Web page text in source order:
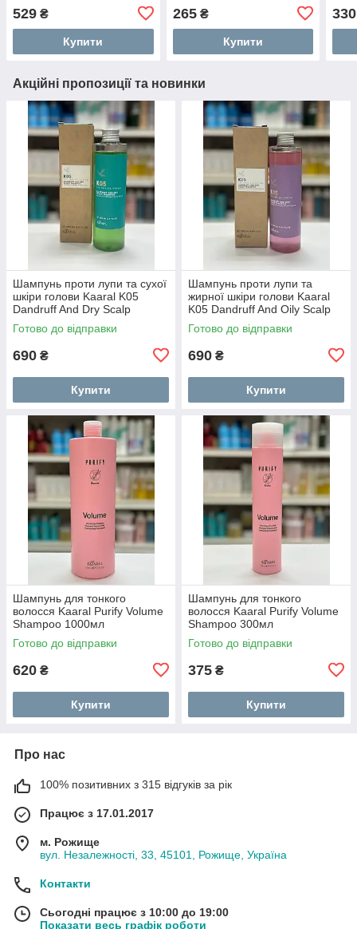
529 ₴
Купити
265₴
Купити
330
Акційні пропозиції та новинки
Шампунь проти лупи та сухої
шкіри голови Kaaral K05
Dandruff And Dry Scalp
Shampoo 250 мл
Готово до відправки
690 ₴
Купити
Шампунь проти лупи та
жирної шкіри голови Kaaral
K05 Dandruff And Oily Scalp
Shampoo 250 мл
Готово до відправки
690 ₴
Купити
Шампунь для тонкого
волосся Kaaral Purify Volume
Shampoo 1000мл
Готово до відправки
620 ₴
Купити
Шампунь для тонкого
волосся Kaaral Purify Volume
Shampoo 300мл
Готово до відправки
375 ₴
Купити
Про нас
100% позитивних з 315 відгуків за рік
Працює з 17.01.2017
м. Рожище
вул. Незалежності, 33, 45101, Рожище, Україна
Контакти
Сьогодні працює з 10:00 до 19:00
Показати весь графік роботи